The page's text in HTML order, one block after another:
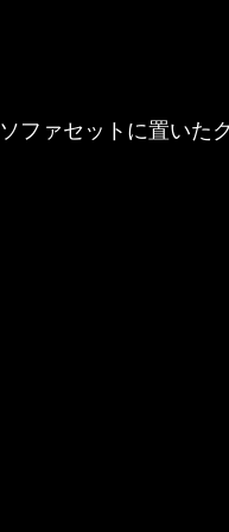
ソファセットに置いた